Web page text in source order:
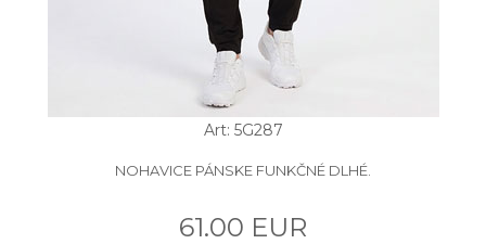
Art: 5G287
NOHAVICE PÁNSKE FUNKČNÉ DLHÉ.
61.00 EUR